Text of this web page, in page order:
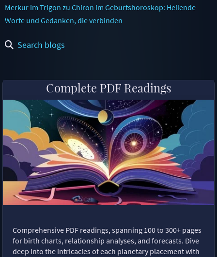
Merkur im Trigon zu Chiron im Geburtshoroskop: Heilende
Worte und Gedanken, die verbinden
Search blogs
Complete PDF Readings
Comprehensive PDF readings, spanning 100 to 300+ pages
for birth charts, relationship analyses, and forecasts. Dive
deep into the intricacies of each planetary placement with